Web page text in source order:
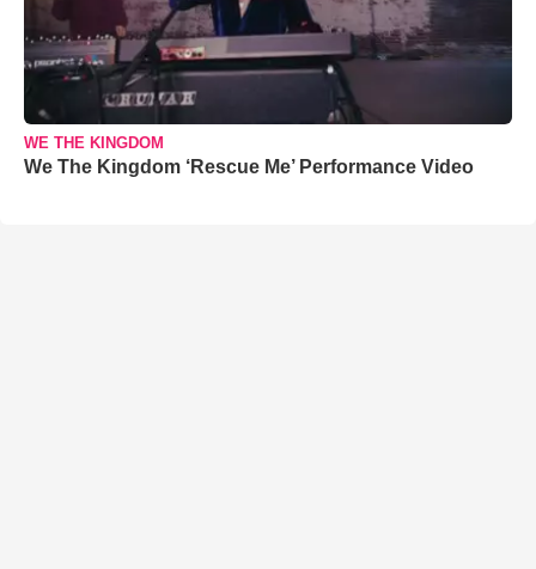
WE THE KINGDOM
We The Kingdom ‘Rescue Me’ Performance Video